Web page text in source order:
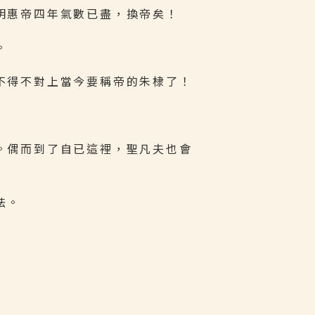
帝四年氣數已盡，換帝矣！
不對上當今要稱帝的朱棣了！
而到了自已這裡，聖凡夫也會